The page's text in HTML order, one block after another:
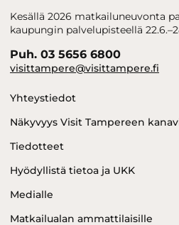
Kesällä 2026 matkailuneuvonta
kaupungin palvelupisteellä
Puh. 03 5656 6800
visittampere@visittampere.fi
Yhteystiedot
Näkyvyys Visit Tampereen
Tiedotteet
Hyödyllistä tietoa ja UKK
Medialle
Matkailualan ammattilaisille